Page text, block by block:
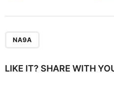
i
NA9A
LIKE IT? SHARE WITH